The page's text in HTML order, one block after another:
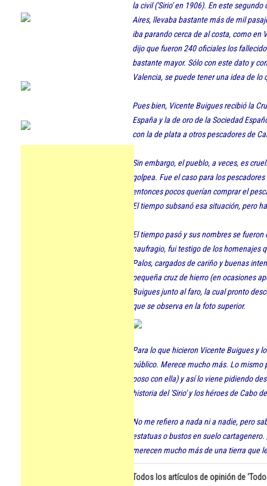
la civil ('Sirio' en 1906). En este
Aires, llevaba bastante más de mil
iba parando cerca de al costa, como en
dijo que fueron 240 oficiales los
bastante mayor. Sólo con este dato y
Valencia, se puede tener una idea de lo
Pues bien, Vicente Buigues recibió la
España y la de oro de la Sociedad
con la de plata a otros pescadores de
Sin embargo, el pueblo, a veces, es
golpea. Fue el caso para los
entonces pocos querían comprar el
El tiempo subsanó esa situación, pero
El tiempo pasó y sus nombres se
naufragio, fui testigo de los homenajes
Palos, cargados de cariño y buenas
pequeña cruz de hierro (en ocasiones
Buigues junto al faro, la cual pronto
que se observa en la foto superior.
Para lo que hicieron Vicente Buigues y
público. Merece mucho más. Lo mismo
poso con ella) y así lo viene pidiendo
historia del 'Sirio' y los héroes de Cabo
No me refiero a nada ni a nadie, pero
estatuas o bustos en suelo
merecen mucho más de una tierra que
Todos los artículos de opinión de